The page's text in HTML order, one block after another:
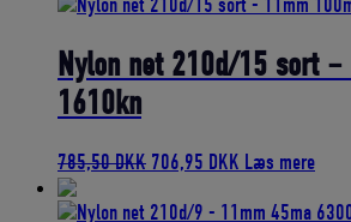
Nylon net 210d/15 sort
1610kn
785,50DKK Den
pris
706,95 DKK Den
pris
Læs mere